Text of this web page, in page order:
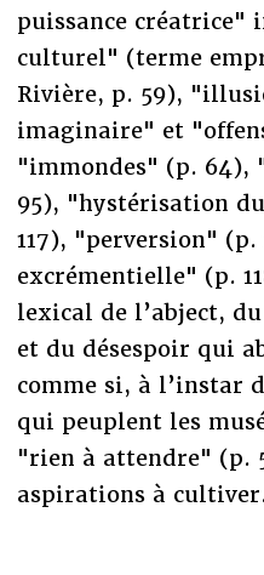
puissance créatrice"
culturel" (terme
Rivière, p. 59),
imaginaire" et
"immondes" (p. 64),
95), "hystérisation
117), "perversion" (p.
excrémentielle" (p.
lexical de l’abject,
et du désespoir qui
comme si, à l’instar
qui peuplent les
"rien à attendre" (p.
aspirations à